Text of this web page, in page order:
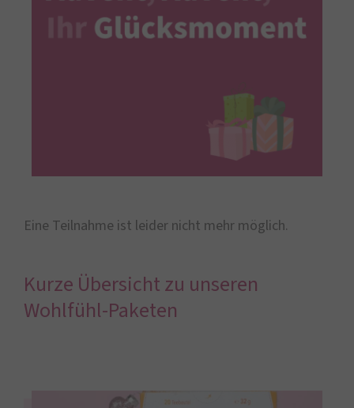
Eine Teilnahme ist leider nicht mehr möglich.
Kurze Übersicht zu unseren
Wohlfühl-Paketen